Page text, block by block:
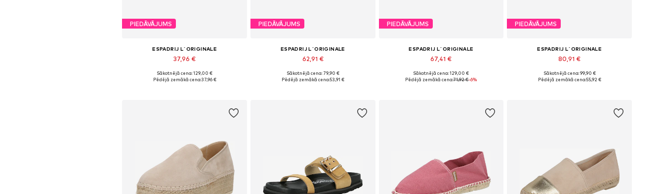
PIEDĀVĀJUMS
ESPADRIJ L´ORIGINALE
37,96 €
Pieejamie izmēri: 37, 38, 39, 40, 41, 42
Sākotnējā cena: 129,00 €
Pēdējā zemākā cena:37,96 €
PIEDĀVĀJUMS
ESPADRIJ L´ORIGINALE
62,91 €
Pieejams daudzos izmēros
Sākotnējā cena: 79,90 €
Pēdējā zemākā cena:53,91 €
PIEDĀVĀJUMS
ESPADRIJ L´ORIGINALE
67,41 €
Pieejams daudzos izmēros
Sākotnējā cena: 129,00 €
Pēdējā zemākā cena:71,92 €-6%
PIEDĀVĀJUMS
ESPADRIJ L´ORIGINALE
80,91 €
Pieejams daudzos izmēros
Sākotnējā cena: 99,90 €
Pēdējā zemākā cena:55,92 €